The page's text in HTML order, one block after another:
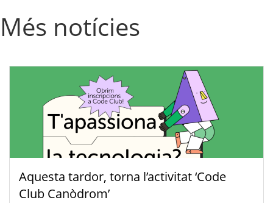
Més notícies
Aquesta tardor, torna l’activitat ‘Code
Club Canòdrom’